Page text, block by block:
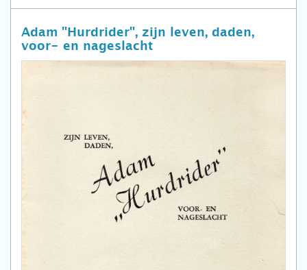
Adam "Hurdrider", zijn leven, daden,
voor- en nageslacht